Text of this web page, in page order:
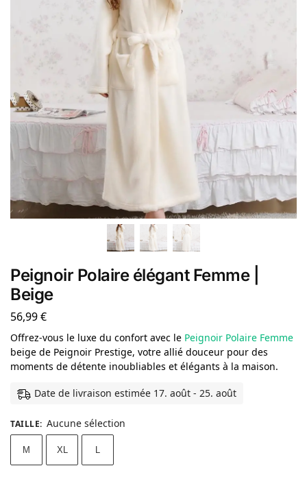
Peignoir Polaire élégant Femme |
Beige
56,99€
Offrez-vous le luxe du confort avec le Peignoir Polaire Femme
beige de Peignoir Prestige, votre allié douceur pour des
moments de détente inoubliables et élégants à la maison.
Date de livraison estimée 17. août - 25. août
TAILLE: Aucune sélection
M XL L